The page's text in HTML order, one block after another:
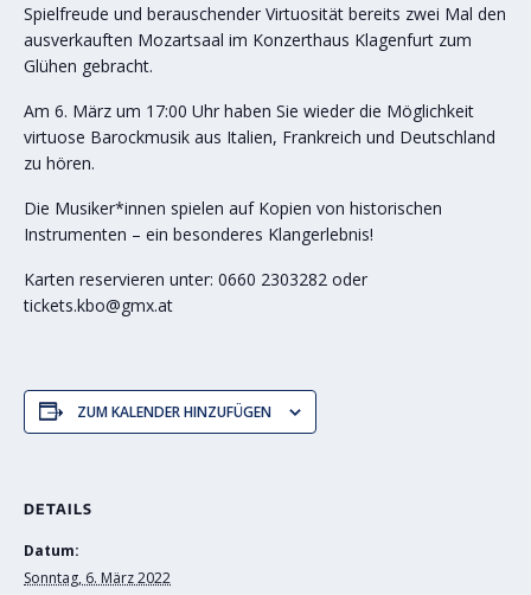
Spielfreude und berauschender Virtuosität bereits zwei Mal den
ausverkauften Mozartsaal im Konzerthaus Klagenfurt zum
Glühen gebracht.
Am 6. März um 17:00 Uhr haben Sie wieder die Möglichkeit
virtuose Barockmusik aus Italien, Frankreich und Deutschland
zu hören.
Die Musiker*innen spielen auf Kopien von historischen
Instrumenten – ein besonderes Klangerlebnis!
Karten reservieren unter: 0660 2303282 oder
tickets.kbo@gmx.at
ZUM KALENDER HINZUFÜGEN
DETAILS
Datum:
Sonntag, 6. März 2022